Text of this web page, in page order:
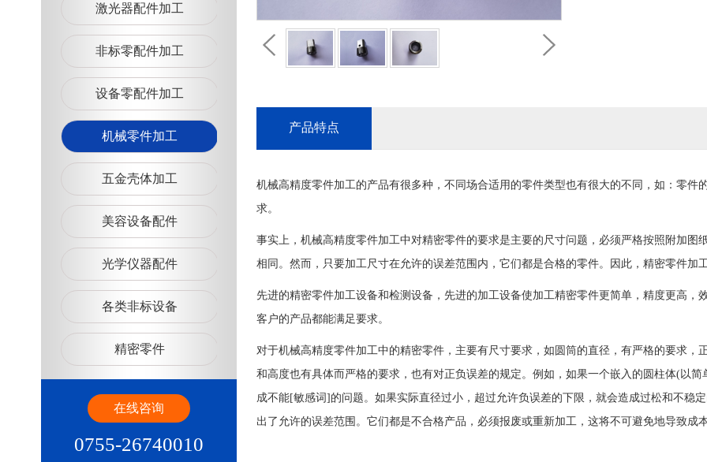
激光器配件加工
非标零配件加工
设备零配件加工
机械零件加工
五金壳体加工
美容设备配件
光学仪器配件
各类非标设备
精密零件
在线咨询
0755-26740010
产品特点
机械高精度零件加工的产品有很多种，不同场合适用的零件类型也有很大的不同，如：零
求。
事实上，机械高精度零件加工中对精密零件的要求是主要的尺寸问题，必须严格按照附加
相同。然而，只要加工尺寸在允许的误差范围内，它们都是合格的零件。因此，精密零件加
先进的精密零件加工设备和检测设备，先进的加工设备使加工精密零件更简单，精度更高
客户的产品都能满足要求。
对于机械高精度零件加工中的精密零件，主要有尺寸要求，如圆筒的直径，有严格的要求
和高度也有具体而严格的要求，也有对正负误差的规定。例如，如果一个嵌入的圆柱体(以
成不能[敏感词]的问题。如果实际直径过小，超过允许负误差的下限，就会造成过松和不稳
出了允许的误差范围。它们都是不合格产品，必须报废或重新加工，这将不可避免地导致成